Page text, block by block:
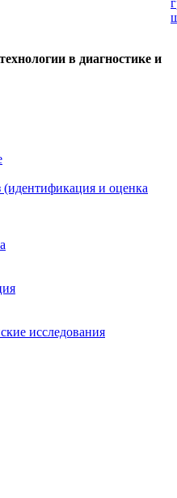
в диагностике и
и оценка
исследования